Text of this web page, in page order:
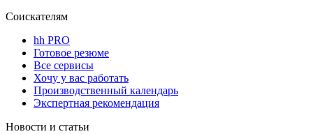
Соискателям
hh PRO
Готовое резюме
Все сервисы
Хочу у вас работать
Производственный календарь
Экспертная рекомендация
Новости и статьи